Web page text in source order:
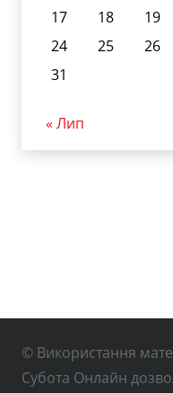
17
18 19
24
25 26
31
« Лип
© Використання
Субота Онлайн